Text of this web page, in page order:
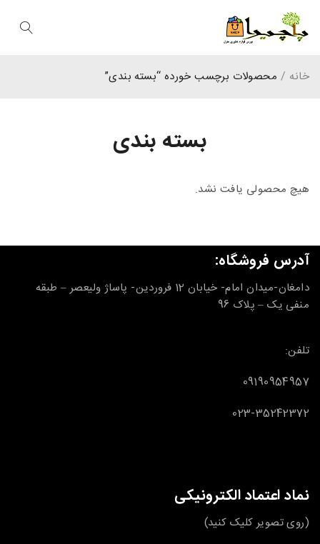
بسته بندی
خانه / محصولات برچسب خورده “بسته بندی”
هیچ محصولی یافت نشد.
آدرس فروشگاه:
دامغان-میدان امام- خیابان 12 فروردین- پاساژ ولیعصر – طبقه
منفی یک – پلاک 96
تلفن:
09190954957
023-35242372
نماد اعتماد الکترونیکی
(روی تصویر کلیک کنید)